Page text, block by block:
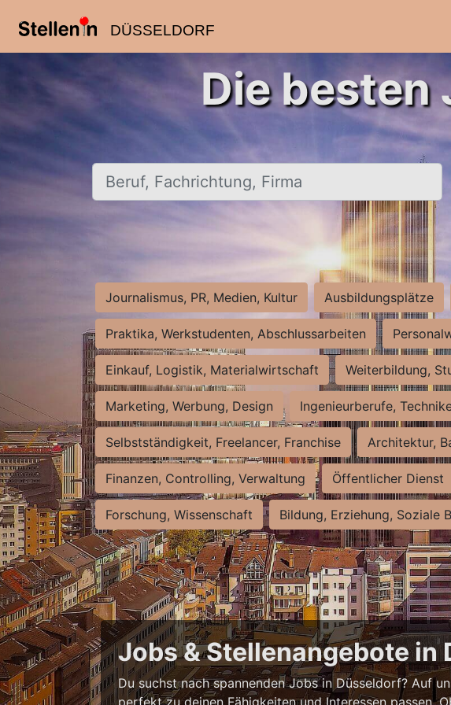
DÜSSELDORF
Die besten
Beruf, Fachrichtung, Firma
Journalismus, PR, Medien, Kultur Ausbildungsplätze
Praktika, Werkstudenten, Abschlussarbeiten
Einkauf, Logistik, Materialwirtschaft Weiterbildung,
Marketing, Werbung, Design Ingenieurberufe,
Selbstständigkeit, Freelancer, Franchise Architektur,
Finanzen, Controlling, Verwaltung Öffentlicher Dienst
Forschung, Wissenschaft Bildung, Erziehung, Soziale
Jobs & Stellenangebote in
Du suchst nach spannenden Jobs in Düsseldorf? Auf